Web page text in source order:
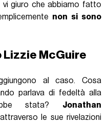
vi giuro che abbiamo fatto
non si sono
Lizzie McGuire
al caso. Cosa
parlava di fedeltà alla
stata? Jonathan
le sue rivelazioni